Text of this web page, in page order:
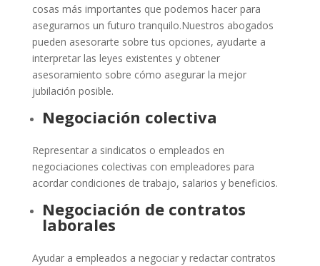
cosas más importantes que podemos hacer para
asegurarnos un futuro tranquilo.Nuestros abogados
pueden asesorarte sobre tus opciones, ayudarte a
interpretar las leyes existentes y obtener
asesoramiento sobre cómo asegurar la mejor
jubilación posible.
Negociación colectiva
Representar a sindicatos o empleados en
negociaciones colectivas con empleadores para
acordar condiciones de trabajo, salarios y beneficios.
Negociación de contratos
laborales
Ayudar a empleados a negociar y redactar contratos